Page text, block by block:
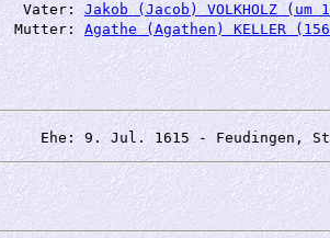
Vater:
Jakob (Jacob) VOLKHOLZ (um
Mutter:
Agathe (Agathen) KELLER
Ehe: 9. Jul. 1615 - Feudingen,